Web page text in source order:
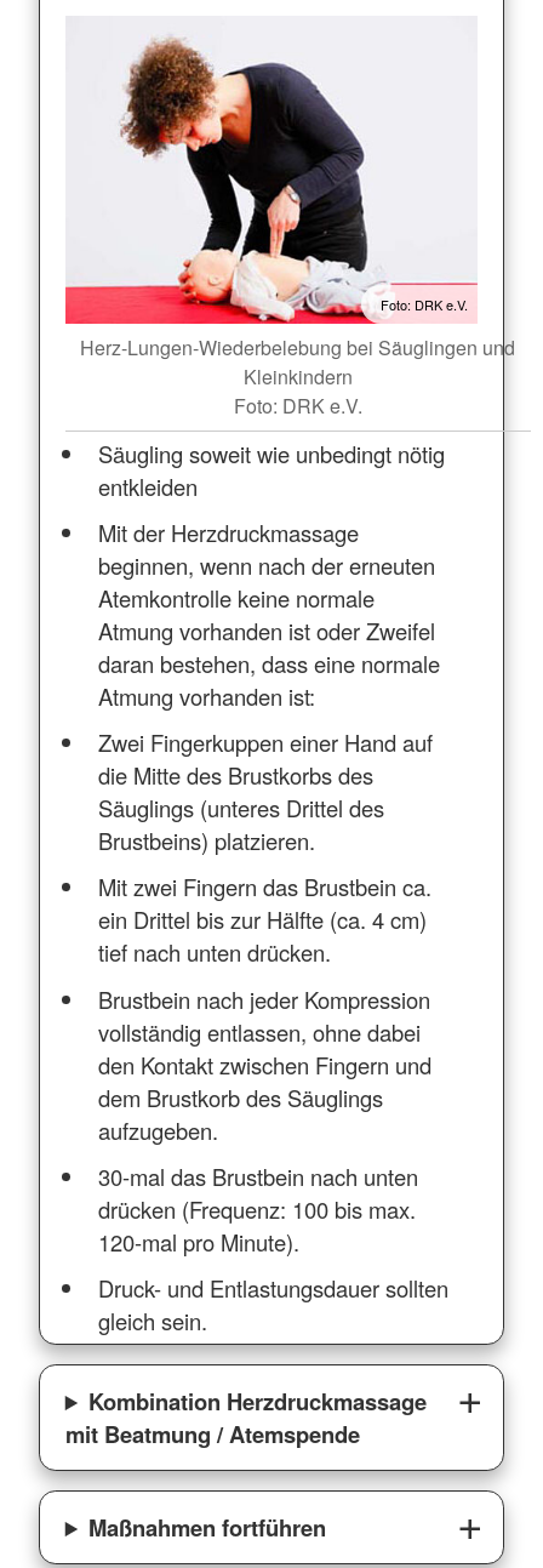
Foto: DRK e.V.
Herz-Lungen-Wiederbelebung bei Säuglingen und
Kleinkindern
Foto: DRK e.V.
Säugling soweit wie unbedingt nötig
entkleiden
Mit der Herzdruckmassage
beginnen, wenn nach der erneuten
Atemkontrolle keine normale
Atmung vorhanden ist oder Zweifel
daran bestehen, dass eine normale
Atmung vorhanden ist:
Zwei Fingerkuppen einer Hand auf
die Mitte des Brustkorbs des
Säuglings (unteres Drittel des
Brustbeins) platzieren.
Mit zwei Fingern das Brustbein ca.
ein Drittel bis zur Hälfte (ca. 4 cm)
tief nach unten drücken.
Brustbein nach jeder Kompression
vollständig entlassen, ohne dabei
den Kontakt zwischen Fingern und
dem Brustkorb des Säuglings
aufzugeben.
30-mal das Brustbein nach unten
drücken (Frequenz: 100 bis max.
120-mal pro Minute).
Druck- und Entlastungsdauer sollten
gleich sein.
Kombination Herzdruckmassage
mit Beatmung / Atemspende
Maßnahmen fortführen